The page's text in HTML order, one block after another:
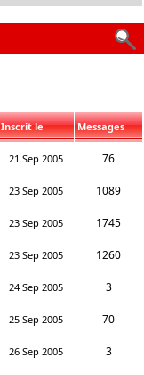
Inscrit le Messages
21 Sep 2005 76
23 Sep 2005 1089
23 Sep 2005 1745
23 Sep 2005 1260
24 Sep 2005 3
25 Sep 2005 70
26 Sep 2005 3